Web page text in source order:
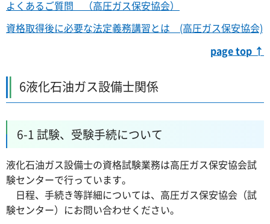
よくあるご質問 （高圧ガス保安協会）
資格取得後に必要な法定義務講習とは (高圧ガス保安協会)
page top ↑
6液化石油ガス設備士関係
6-1 試験、受験手続について
液化石油ガス設備士の資格試験業務は高圧ガス保安協会試
験センターで行っています。
日程、手続き等詳細については、高圧ガス保安協会（試
験センター）にお問い合わせください。